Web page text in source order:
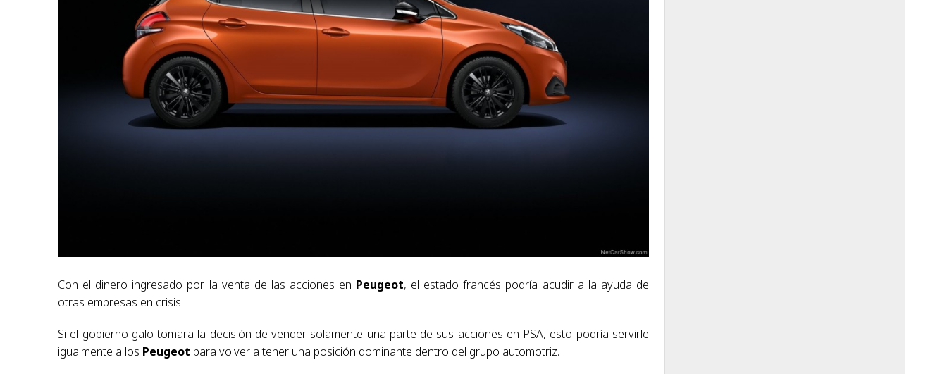
Con el dinero ingresado por la venta de las acciones en Peugeot, el estado francés podría acudir a la ayuda de
otras empresas en crisis.
Si el gobierno galo tomara la decisión de vender solamente una parte de sus acciones en PSA, esto podría servirle
igualmente a los Peugeot para volver a tener una posición dominante dentro del grupo automotriz.